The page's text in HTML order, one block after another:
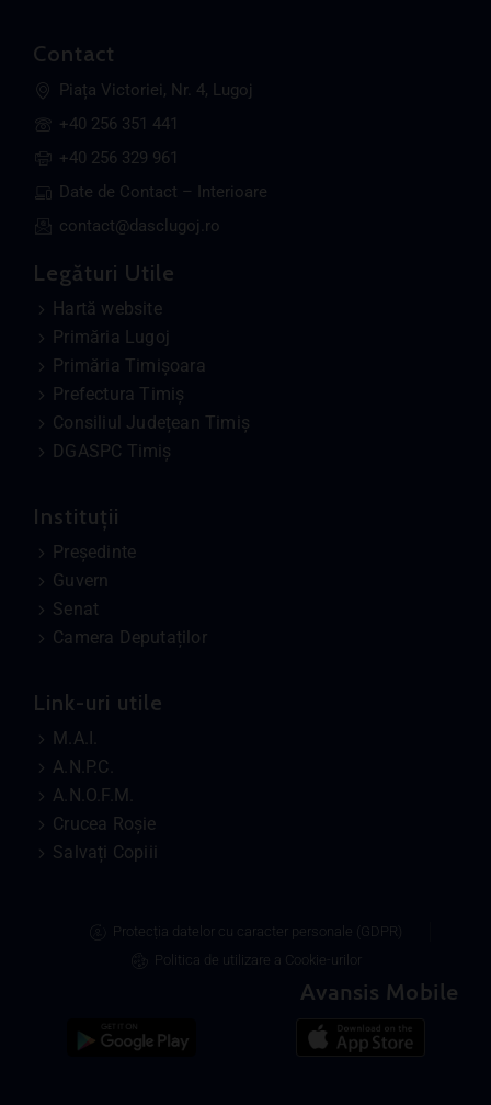
Contact
Piața Victoriei, Nr. 4, Lugoj
+40 256 351 441
+40 256 329 961
Date de Contact – Interioare
contact@dasclugoj.ro
Legături Utile
Hartă website
Primăria Lugoj
Primăria Timișoara
Prefectura Timiș
Consiliul Județean Timiș
DGASPC Timiș
Instituții
Președinte
Guvern
Senat
Camera Deputaților
Link-uri utile
M.A.I.
A.N.P.C.
A.N.O.F.M.
Crucea Roșie
Salvați Copiii
Protecția datelor cu caracter personale (GDPR)
Politica de utilizare a Cookie-urilor
Avansis Mobile